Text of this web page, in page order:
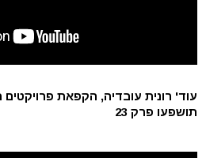
עוד' רונית עובדיה, הקפאת
תושפעו פרק 23